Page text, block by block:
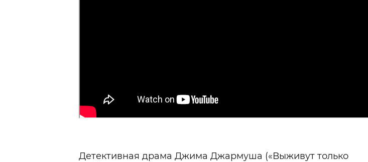
Детективная драма Джима Джармуша («Выживут только